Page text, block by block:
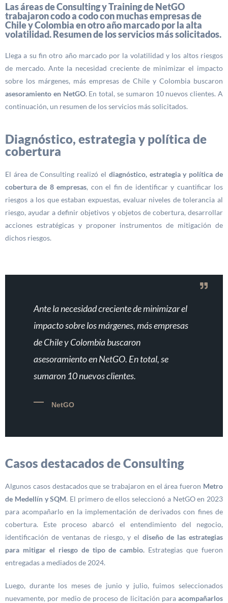
Las áreas de Consulting y Training de NetGO
trabajaron codo a codo con muchas empresas de
Chile y Colombia en otro año marcado por la alta
volatilidad. Resumen de los servicios más solicitados.
Llega a su fin otro año marcado por la volatilidad y los altos riesgos
de mercado. Ante la necesidad creciente de minimizar el impacto
sobre los márgenes, más empresas de Chile y Colombia buscaron
asesoramiento en NetGO. En total, se sumaron 10 nuevos clientes. A
continuación, un resumen de los servicios más solicitados.
Diagnóstico, estrategia y política de
cobertura
El área de Consulting realizó el diagnóstico, estrategia y política de
cobertura de 8 empresas, con el fin de identificar y cuantificar los
riesgos a los que estaban expuestas, evaluar niveles de tolerancia al
riesgo, ayudar a definir objetivos y objetos de cobertura, desarrollar
acciones estratégicas y proponer instrumentos de mitigación de
dichos riesgos.
Ante la necesidad creciente de minimizar el
impacto sobre los márgenes, más empresas
de Chile y Colombia buscaron
asesoramiento en NetGO. En total, se
sumaron 10 nuevos clientes.
NetGO
Casos destacados de Consulting
Algunos casos destacados que se trabajaron en el área fueron Metro
de Medellín y SQM. El primero de ellos seleccionó a NetGO en 2023
para acompañarlo en la implementación de derivados con fines de
cobertura. Este proceso abarcó el entendimiento del negocio,
identificación de ventanas de riesgo, y eldiseño de las estrategias
para mitigar el riesgo de tipo de cambio. Estrategias que fueron
entregadas a mediados de 2024.
Luego, durante los meses de junio y julio, fuimos seleccionados
nuevamente, por medio de proceso de licitación paraacompañarlos